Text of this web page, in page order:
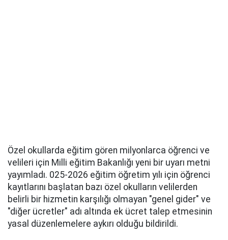
Özel okullarda eğitim gören milyonlarca öğrenci ve
velileri için Milli eğitim Bakanlığı yeni bir uyarı metni
yayımladı. 025-2026 eğitim öğretim yılı için öğrenci
kayıtlarını başlatan bazı özel okulların velilerden
belirli bir hizmetin karşılığı olmayan "genel gider" ve
"diğer ücretler" adı altında ek ücret talep etmesinin
yasal düzenlemelere aykırı olduğu bildirildi.